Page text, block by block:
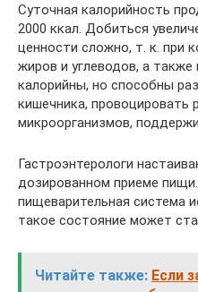
Суточная калорийность
2000 ккал. Добиться
ценности сложно, т. к. при
жиров и углеводов, а
калорийны, но способны
кишечника, провоцировать
микроорганизмов,
Гастроэнтерологи
дозированном приеме
пищеварительная система
такое состояние может
Читайте также: Если